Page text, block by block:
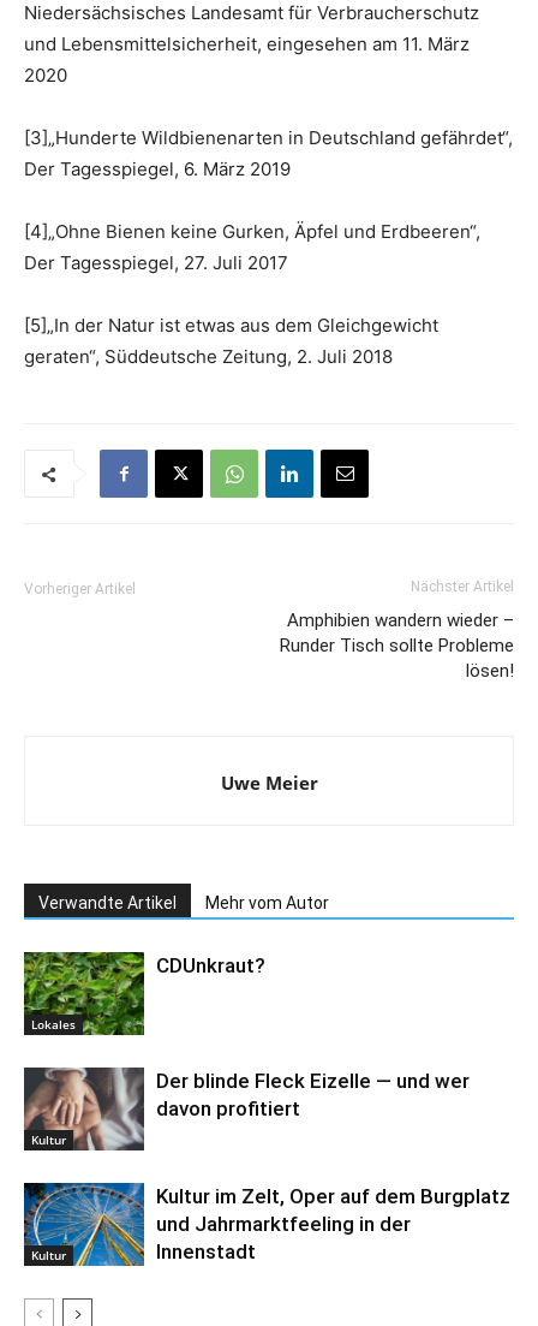
Niedersächsisches Landesamt für Verbraucherschutz
und Lebensmittelsicherheit, eingesehen am 11. März
2020
[3]„Hunderte Wildbienenarten in Deutschland gefährdet“,
Der Tagesspiegel, 6. März 2019
[4]„Ohne Bienen keine Gurken, Äpfel und Erdbeeren“,
Der Tagesspiegel, 27. Juli 2017
[5]„In der Natur ist etwas aus dem Gleichgewicht
geraten“, Süddeutsche Zeitung, 2. Juli 2018
Vorheriger Artikel Nächster Artikel
Amphibien wandern wieder –
Runder Tisch sollte Probleme
lösen!
Uwe Meier
Verwandte Artikel Mehr vom Autor
Lokales
CDUnkraut?
Kultur
Der blinde Fleck Eizelle — und wer
davon profitiert
Kultur
Kultur im Zelt, Oper auf dem Burgplatz
und Jahrmarktfeeling in der
Innenstadt